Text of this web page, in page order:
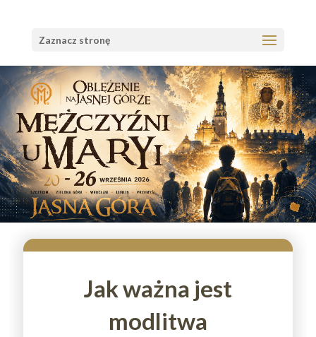
Zaznacz stronę
Jak ważna jest
modlitwa